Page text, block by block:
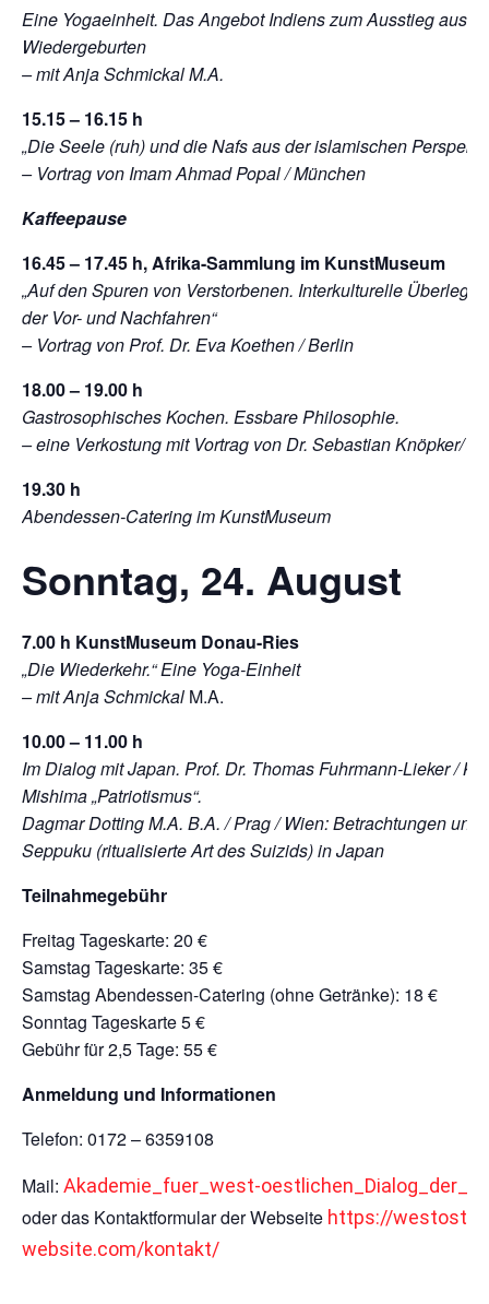
Eine Yogaeinheit. Das Angebot Indiens zum Ausstieg aus
Wiedergeburten
– mit Anja Schmickal M.A.
15.15 – 16.15 h
„Die Seele (ruh) und die Nafs aus der islamischen
– Vortrag von Imam Ahmad Popal / München
Kaffeepause
16.45 – 17.45 h, Afrika-Sammlung im KunstMuseum
„Auf den Spuren von Verstorbenen. Interkulturelle
der Vor- und Nachfahren“
– Vortrag von Prof. Dr. Eva Koethen / Berlin
18.00 – 19.00 h
Gastrosophisches Kochen. Essbare Philosophie.
– eine Verkostung mit Vortrag von Dr. Sebastian Knöpker/
19.30 h
Abendessen-Catering im KunstMuseum
Sonntag, 24. August
7.00 h KunstMuseum Donau-Ries
„Die Wiederkehr.“ Eine Yoga-Einheit
– mit Anja Schmickal M.A.
10.00 – 11.00 h
Im Dialog mit Japan. Prof. Dr. Thomas Fuhrmann-Lieker /
Mishima „Patriotismus“.
Dagmar Dotting M.A. B.A. / Prag / Wien: Betrachtungen
Seppuku (ritualisierte Art des Suizids) in Japan
Teilnahmegebühr
Freitag Tageskarte: 20 €
Samstag Tageskarte: 35 €
Samstag Abendessen-Catering (ohne Getränke): 18 €
Sonntag Tageskarte 5 €
Gebühr für 2,5 Tage: 55 €
Anmeldung und Informationen
Telefon: 0172 – 6359108
Mail: Akademie_fuer_west-
oder das Kontaktformular der Webseite https://
website.com/kontakt/